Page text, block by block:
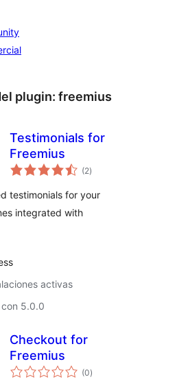
plugin: freemius
Testimonials for
Freemius
(2valoraciones
en
)
testimonials for your
integrated with
activas
5.0.0
Checkout for
Freemius
(0valoraciones
en
)